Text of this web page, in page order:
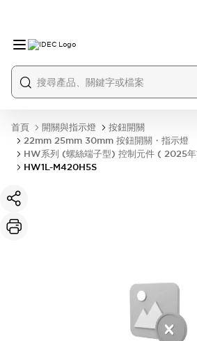
首頁 開關與指示燈
按鈕開關
22mm 25mm 30mm 按鈕開關・指示燈
HW系列 (螺絲端子型) 控制元件 ( 2025
HW1L-M420H5S